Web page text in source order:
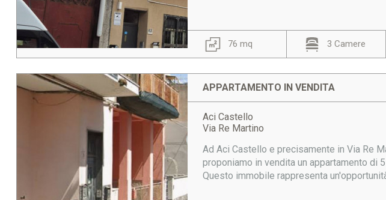
76 mq 3 Camere
APPARTAMENTO IN VENDITA
Aci Castello
Via Re Martino
Ad Aci Castello e precisamente in Via Re
proponiamo in vendita un appartamento di
Questo immobile rappresenta